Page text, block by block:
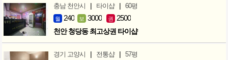
충남 천안시 | 타이샵 | 60평
월 240 보 3000 권 2500
천안 청당동 최고상권 타이샵
경기 고양시 | 전통샵 | 57평